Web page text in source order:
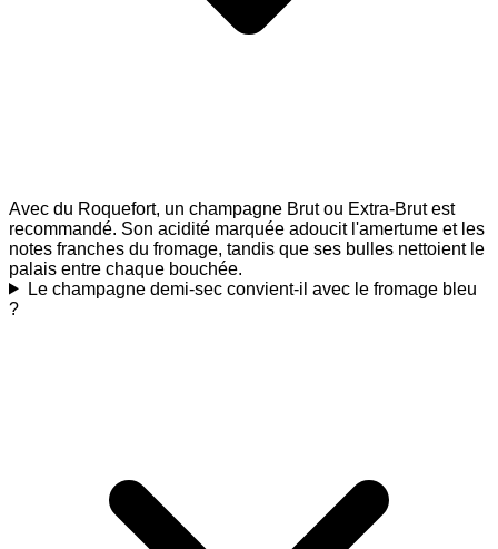
Avec du Roquefort, un champagne Brut ou Extra-Brut est
recommandé. Son acidité marquée adoucit l'amertume et les
notes franches du fromage, tandis que ses bulles nettoient le
palais entre chaque bouchée.
Le champagne demi-sec convient-il avec le fromage bleu
?